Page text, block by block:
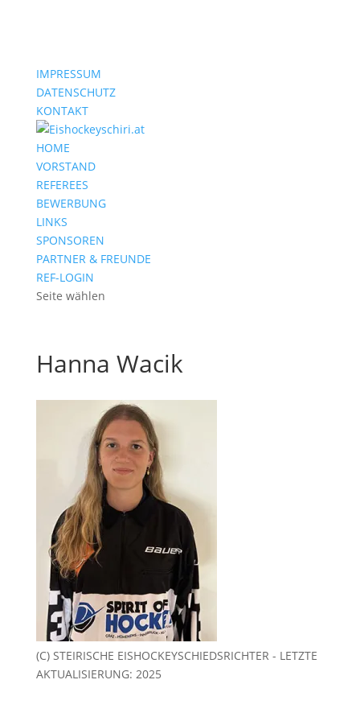
IMPRESSUM
DATENSCHUTZ
KONTAKT
HOME
VORSTAND
REFEREES
BEWERBUNG
LINKS
SPONSOREN
PARTNER & FREUNDE
REF-LOGIN
Seite wählen
Hanna Wacik
(C) STEIRISCHE EISHOCKEYSCHIEDSRICHTER - LETZTE
AKTUALISIERUNG: 2025